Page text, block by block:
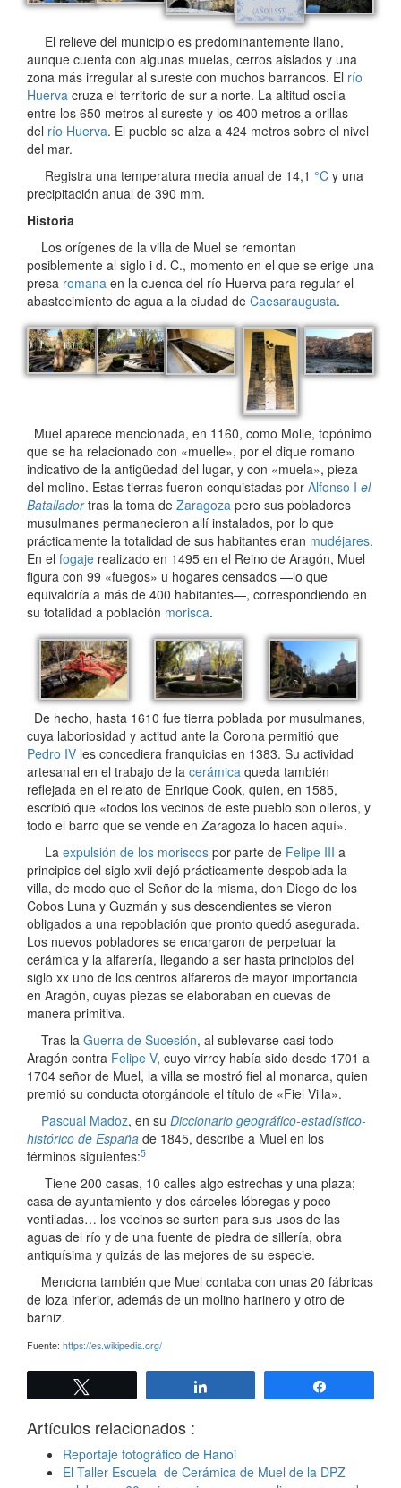
El relieve del municipio es predominantemente llano,
aunque cuenta con algunas muelas, cerros aislados y una
zona más irregular al sureste con muchos barrancos. El río
Huerva cruza el territorio de sur a norte. La altitud oscila
entre los 650 metros al sureste y los 400 metros a orillas
del río Huerva. El pueblo se alza a 424 metros sobre el nivel
del mar.
Registra una temperatura media anual de 14,1 °C y una
precipitación anual de 390 mm.
Historia
Los orígenes de la villa de Muel se remontan
posiblemente al siglo i d. C., momento en el que se erige una
presa romana en la cuenca del río Huerva para regular el
abastecimiento de agua a la ciudad de Caesaraugusta.
Muel aparece mencionada, en 1160, como Molle, topónimo
que se ha relacionado con «muelle», por el dique romano
indicativo de la antigüedad del lugar, y con «muela», pieza
del molino. Estas tierras fueron conquistadas por Alfonso I el
Batalladortras la toma de Zaragoza pero sus pobladores
musulmanes permanecieron allí instalados, por lo que
prácticamente la totalidad de sus habitantes eran mudéjares.
En el fogaje realizado en 1495 en el Reino de Aragón, Muel
figura con 99 «fuegos» u hogares censados —lo que
equivaldría a más de 400 habitantes—, correspondiendo en
su totalidad a población morisca.​
De hecho, hasta 1610 fue tierra poblada por musulmanes,
cuya laboriosidad y actitud ante la Corona permitió que
Pedro IV les concediera franquicias en 1383. Su actividad
artesanal en el trabajo de la cerámica queda también
reflejada en el relato de Enrique Cook, quien, en 1585,
escribió que «todos los vecinos de este pueblo son olleros, y
todo el barro que se vende en Zaragoza lo hacen aquí».
La expulsión de los moriscos por parte de Felipe III a
principios del siglo xvii dejó prácticamente despoblada la
villa, de modo que el Señor de la misma, don Diego de los
Cobos Luna y Guzmán y sus descendientes se vieron
obligados a una repoblación que pronto quedó asegurada.
Los nuevos pobladores se encargaron de perpetuar la
cerámica y la alfarería, llegando a ser hasta principios del
siglo xx uno de los centros alfareros de mayor importancia
en Aragón, cuyas piezas se elaboraban en cuevas de
manera primitiva.
Tras la Guerra de Sucesión, al sublevarse casi todo
Aragón contra Felipe V, cuyo virrey había sido desde 1701 a
1704 señor de Muel, la villa se mostró fiel al monarca, quien
premió su conducta otorgándole el título de «Fiel Villa».
Pascual Madoz, en su Diccionario geográfico-estadístico-
histórico de España de 1845, describe a Muel en los
términos siguientes:5
Tiene 200 casas, 10 calles algo estrechas y una plaza;
casa de ayuntamiento y dos cárceles lóbregas y poco
ventiladas… los vecinos se surten para sus usos de las
aguas del río y de una fuente de piedra de sillería, obra
antiquísima y quizás de las mejores de su especie.
Menciona también que Muel contaba con unas 20 fábricas
de loza inferior, además de un molino harinero y otro de
barniz.
Fuente: https://es.wikipedia.org/
Artículos relacionados :
Reportaje fotográfico de Hanoi
El Taller Escuela de Cerámica de Muel de la DPZ